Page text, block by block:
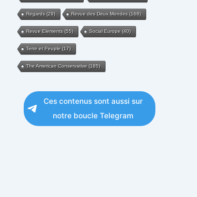
Regards(29) Revue des Deux Mondes(168)
Revue Elements(55) Social Europe (40)
Terre et Peuple (17)
The American Conservative (185)
Ces contenus sont aussi sur
notre boucle Telegram